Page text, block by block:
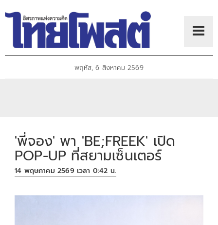
พฤหัส, 6 สิงหาคม 2569
'พี่จอง' พา 'BE;FREEK' เปิด
POP-UP ที่สยามเซ็นเตอร์
14 พฤษภาคม 2569 เวลา 0:42 น.